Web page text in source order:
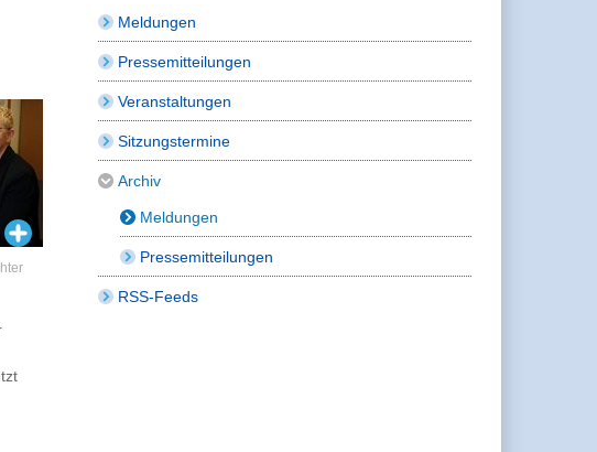
Meldungen
Pressemitteilungen
Veranstaltungen
Sitzungstermine
Archiv
Meldungen
Pressemitteilungen
RSS-Feeds